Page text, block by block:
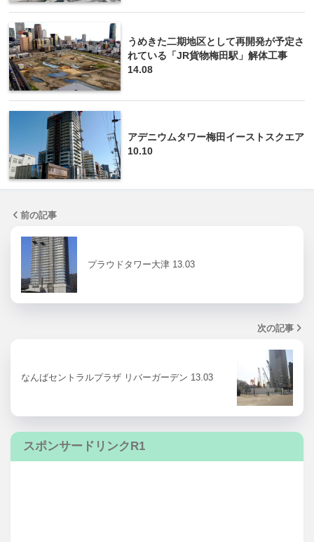
うめきた二期地区として再開発が予定さ
れている「JR貨物梅田駅」解体工事
14.08
アデニウムタワー梅田イーストスクエア
10.10
前の記事
プラウドタワー大津 13.03
次の記事
なんばセントラルプラザ リバーガーデン 13.03
スポンサードリンクR1